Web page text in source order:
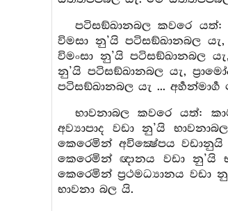
පටිසඞ්ඛානබල කවරෙ යත්:
විමසා නු’යි පටිසඞ්ඛානබල
විමංසා නු’යි පටිසඞ්ඛානබල
නු’යි පටිසඞ්ඛානබල යැ,
පටිසඞ්ඛානබල යැ ...
භාවනාබල කවරෙ යත්:
අව්‍යාපාද වඩා නු’යි
කෙරෙමින් අවික්‍ෂේපය වඩානුයි
කෙරෙමින් ඥානය වඩා නු’යි
කෙරෙමින් ප්‍රථමධ්‍යානය වඩා
භාවනා බල යි.